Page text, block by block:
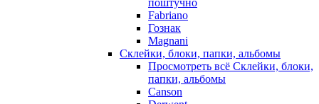
поштучно
Fabriano
Гознак
Magnani
Склейки, блоки, папки, альбомы
Просмотреть всё Склейки, блоки,
папки, альбомы
Canson